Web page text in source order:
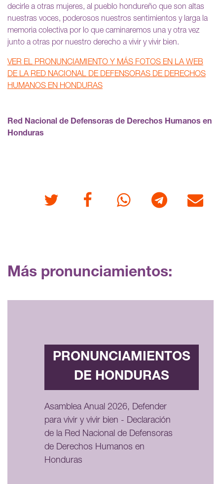
decirle a otras mujeres, al pueblo hondureño que son altas
nuestras voces, poderosos nuestros sentimientos y larga la
memoria colectiva por lo que caminaremos una y otra vez
junto a otras por nuestro derecho a vivir y vivir bien.
VER EL PRONUNCIAMIENTO Y MÁS FOTOS EN LA WEB
DE LA RED NACIONAL DE DEFENSORAS DE DERECHOS
HUMANOS EN HONDURAS
Red Nacional de Defensoras de Derechos Humanos en
Honduras
Twitter FacebookWhatsappTelegram Correo
Más pronunciamientos:
PRONUNCIAMIENTOS
DE HONDURAS
Asamblea Anual 2026, Defender
para vivir y vivir bien - Declaración
de la Red Nacional de Defensoras
de Derechos Humanos en
Honduras